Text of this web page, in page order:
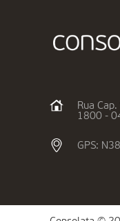
Rua
1800 -
GPS: